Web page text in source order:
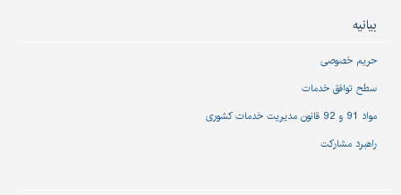
بیانیه
حریم خصوصی
سطح توافق خدمات
مواد 91 و 92 قانون مدیریت خدمات کشوری
راهبرد مشارکت